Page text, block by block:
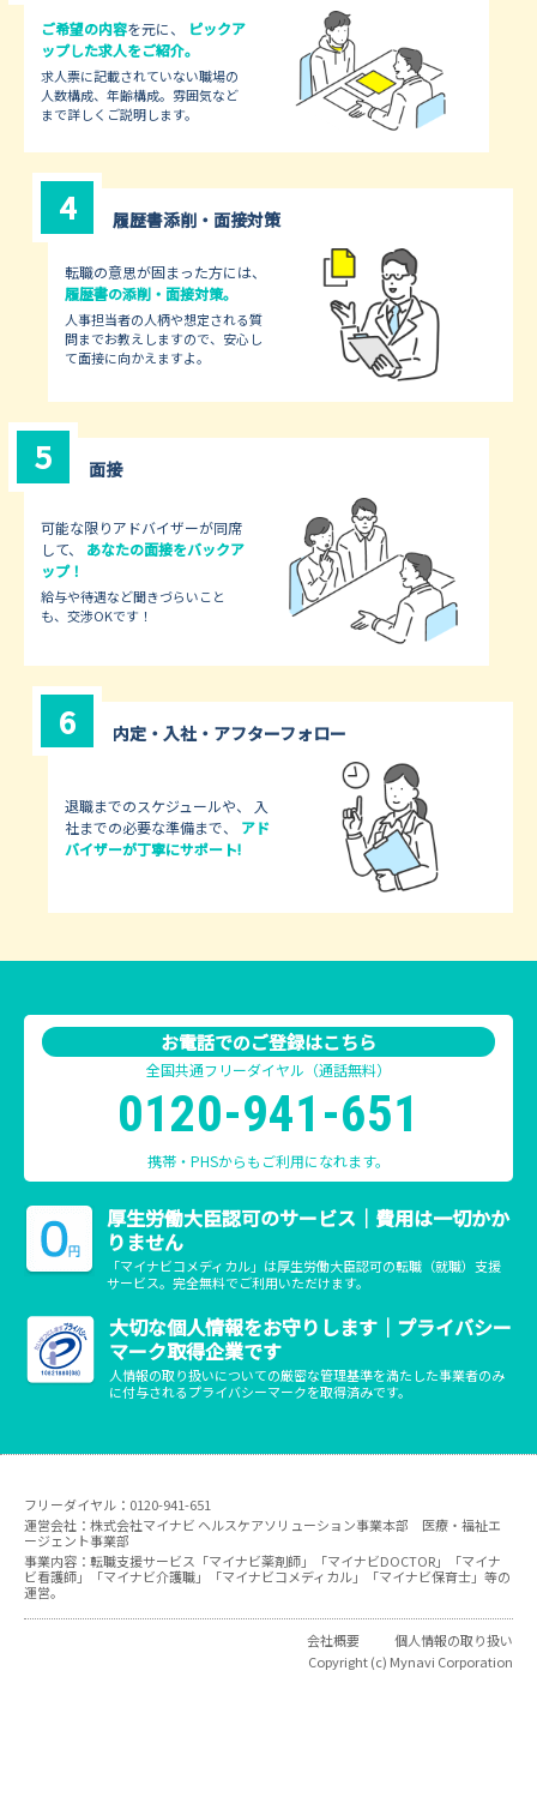
ご希望の内容を元に、
ピックア
ップした求人をご紹介。
求人票に記載されていない職場の
人数構成、年齢構成。雰囲気など
まで詳しくご説明します。
4 履歴書添削・面接対策
転職の意思が固まった方には、
履歴書の添削・面接対策。
人事担当者の人柄や想定される質
問までお教えしますので、安心し
て面接に向かえますよ。
5 面接
可能な限りアドバイザーが同席
して、
あなたの面接をバックア
ップ！
給与や待遇など聞きづらいこと
も、交渉OKです！
6 内定・入社・ アフターフォロー
退職までのスケジュールや、
入
社までの必要な準備まで、
アド
バイザーが丁寧にサポート!
お電話でのご登録はこちら
全国共通フリーダイヤル（通話無料）
0120-941-651
携帯・PHSからもご利用になれます。
厚生労働大臣認可のサービス｜費用は一切かか
りません
「マイナビコメディカル」は厚生労働大臣認可の転職（就職）支援
サービス。完全無料でご利用いただけます。
大切な個人情報をお守りします｜プライバシー
マーク取得企業です
人情報の取り扱いについての厳密な管理基準を満たした事業者のみ
に付与されるプライバシーマークを取得済みです。
フリーダイヤル：0120-941-651
運営会社：株式会社マイナビ ヘルスケアソリューション事業本部 医療・福祉エ
ージェント事業部
事業内容：転職支援サービス「マイナビ薬剤師」「マイナビDOCTOR」「マイナ
ビ看護師」「マイナビ介護職」「マイナビコメディカル」「マイナビ保育士」等の
運営。
会社概要
個人情報の取り扱い
Copyright (c) Mynavi Corporation